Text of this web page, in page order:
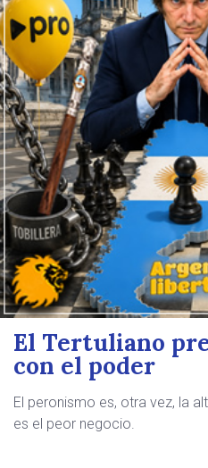
El Tertuliano
con el poder
El peronismo es, otra vez, la
es el peor negocio.